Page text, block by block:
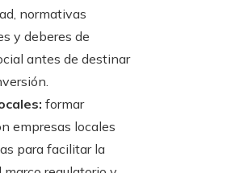
normativas
y deberes de
antes de destinar
formar
empresas locales
para facilitar la